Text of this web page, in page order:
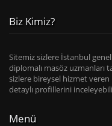
Biz Kimiz?
Sitemiz sizlere İstanbul
diplomalı masöz uzmanları
sizlere bireysel hizmet
detaylı profillerini
Menü